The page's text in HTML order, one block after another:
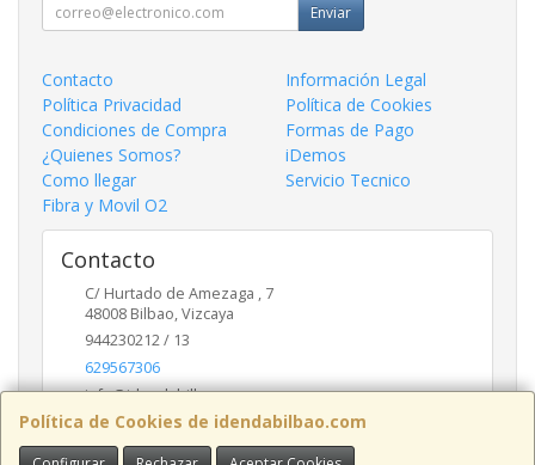
Política de Cookies de idendabilbao.com
Enviar
Contacto
Información Legal
Política Privacidad
Política de Cookies
Condiciones de Compra
Formas de Pago
¿Quienes Somos?
iDemos
Como llegar
Servicio Tecnico
Fibra y Movil O2
Contacto
C/ Hurtado de Amezaga , 7
48008 Bilbao,Vizcaya
944230212 / 13
629567306
info@idendabilbao.com